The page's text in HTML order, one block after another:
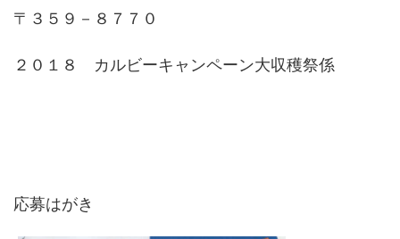
〒３５９－８７７０
２０１８ カルビーキャンペーン大収穫祭係
応募はがき